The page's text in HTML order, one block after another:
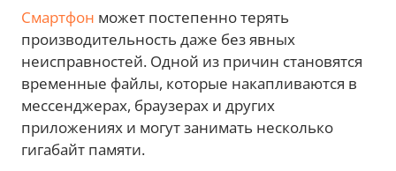
Смартфон может постепенно терять
производительность даже без явных
неисправностей. Одной из причин становятся
временные файлы, которые накапливаются в
мессенджерах, браузерах и других
приложениях и могут занимать несколько
гигабайт памяти.